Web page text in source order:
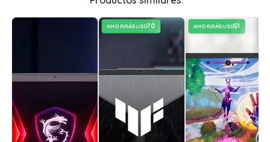
AHORRÁSUSD70 AHORRÁSUSD51